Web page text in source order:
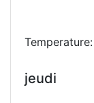
jeudi